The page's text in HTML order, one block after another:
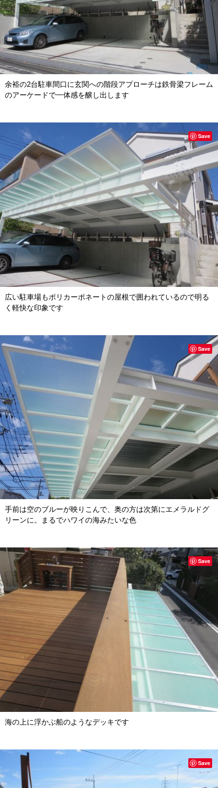
余裕の2台駐車間口に玄関への階段アプローチは鉄骨梁フレーム
のアーケードで一体感を醸し出します
広い駐車場もポリカーポネートの屋根で囲われているので明る
く軽快な印象です
Save
手前は空のブルーが映りこんで、奥の方は次第にエメラルドグ
リーンに。まるでハワイの海みたいな色
Save
海の上に浮かぶ船のようなデッキです
Save
Save